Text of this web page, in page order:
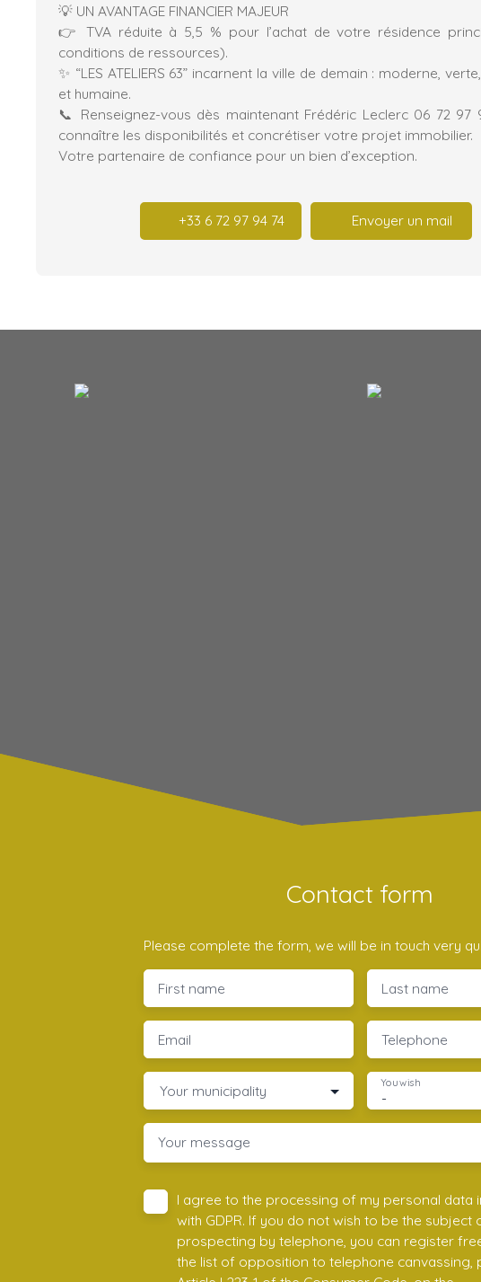
💡 UN AVANTAGE FINANCIER MAJEUR
👉 TVA réduite à 5,5 % pour l’achat de votre résidence
conditions de ressources).
✨ “LES ATELIERS 63” incarnent la ville de demain : moderne,
et humaine.
📞 Renseignez-vous dès maintenant Frédéric Leclerc 06 72
connaître les disponibilités et concrétiser votre projet immobilier.
Votre partenaire de confiance pour un bien d’exception.
+33 6 72 97 94 74 Envoyer un mail
Contact form
Please complete the form, we will be in touch very
First name Last name
Email Telephone
Your municipality -
You wish
Your message
I agree to the processing of my personal data
with GDPR. If you do not wish to be the subject
prospecting by telephone, you can register
the list of opposition to telephone canvassing,